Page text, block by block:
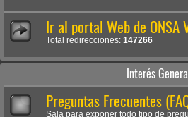
Ir al portal Web de ONSA
Total redirecciones: 147266
Interés General
Preguntas Frecuentes
Sala para exponer todo tipo de